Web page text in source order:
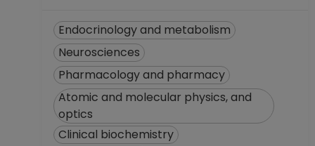
Endocrinology and metabolism
Neurosciences
Pharmacology and pharmacy
Atomic and molecular physics, and
optics
Clinical biochemistry